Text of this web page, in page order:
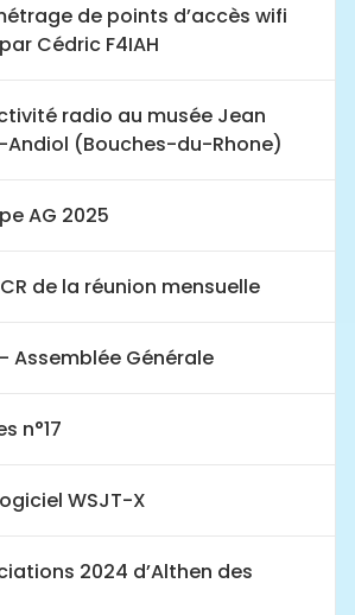
de points d’accès wifi
Cédric F4IAH
radio au musée Jean
Andiol (Bouches-du-Rhone)
AG 2025
de la réunion mensuelle
Assemblée Générale
n°17
WSJT-X
2024 d’Althen des